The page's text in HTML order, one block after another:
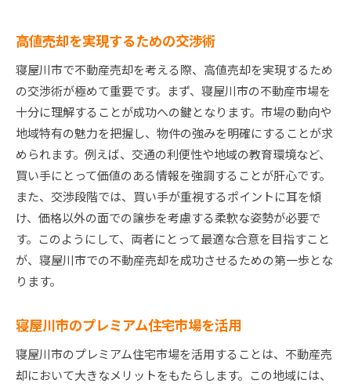
高値売却を実現するための交渉術
寝屋川市で不動産売却を考える際、高値売却を実現するため
の交渉術が極めて重要です。まず、寝屋川市の不動産市場を
十分に理解することが成功への鍵となります。市場の動向や
地域特有の魅力を把握し、物件の強みを明確にすることが求
められます。例えば、交通の利便性や地域の教育環境など、
買い手にとって価値のある情報を強調することが肝心です。
また、交渉段階では、買い手が重視するポイントに耳を傾
け、価格以外の面での譲歩を考慮する柔軟な姿勢が必要で
す。このようにして、両者にとって最適な合意を目指すこと
が、寝屋川市での不動産売却を成功させるための第一歩とな
ります。
寝屋川市のプレミアム住宅市場を活用
寝屋川市のプレミアム住宅市場を活用することは、不動産売
却において大きなメリットをもたらします。この地域には、